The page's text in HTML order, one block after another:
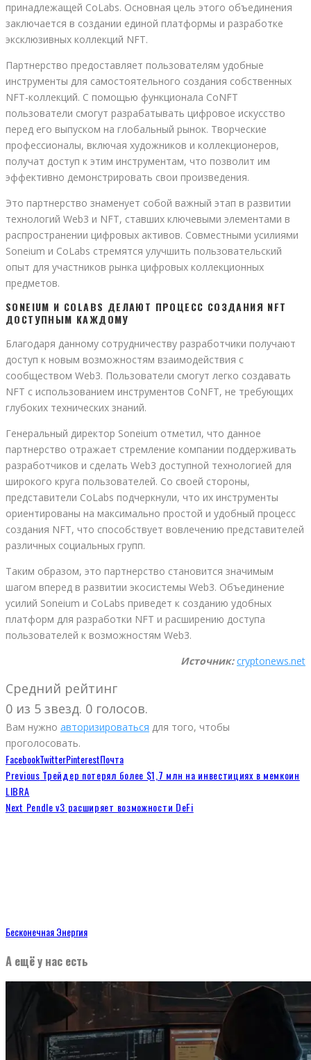
принадлежащей CoLabs. Основная цель этого объединения
заключается в создании единой платформы и разработке
эксклюзивных коллекций NFT.
Партнерство предоставляет пользователям удобные
инструменты для самостоятельного создания собственных
NFT-коллекций. С помощью функционала CoNFT
пользователи смогут разрабатывать цифровое искусство
перед его выпуском на глобальный рынок. Творческие
профессионалы, включая художников и коллекционеров,
получат доступ к этим инструментам, что позволит им
эффективно демонстрировать свои произведения.
Это партнерство знаменует собой важный этап в развитии
технологий Web3 и NFT, ставших ключевыми элементами в
распространении цифровых активов. Совместными усилиями
Soneium и CoLabs стремятся улучшить пользовательский
опыт для участников рынка цифровых коллекционных
предметов.
SONEIUM И COLABS ДЕЛАЮТ ПРОЦЕСС СОЗДАНИЯ NFT
ДОСТУПНЫМ КАЖДОМУ
Благодаря данному сотрудничеству разработчики получают
доступ к новым возможностям взаимодействия с
сообществом Web3. Пользователи смогут легко создавать
NFT с использованием инструментов CoNFT, не требующих
глубоких технических знаний.
Генеральный директор Soneium отметил, что данное
партнерство отражает стремление компании поддерживать
разработчиков и сделать Web3 доступной технологией для
широкого круга пользователей. Со своей стороны,
представители CoLabs подчеркнули, что их инструменты
ориентированы на максимально простой и удобный процесс
создания NFT, что способствует вовлечению представителей
различных социальных групп.
Таким образом, это партнерство становится значимым
шагом вперед в развитии экосистемы Web3. Объединение
усилий Soneium и CoLabs приведет к созданию удобных
платформ для разработки NFT и расширению доступа
пользователей к возможностям Web3.
Источник: cryptonews.net
Средний рейтинг
0 из 5 звезд. 0 голосов.
Вам нужно авторизироваться для того, чтобы
проголосовать.
FacebookTwitterPinterestПочта
Previous Трейдер потерял более $1,7 млн на инвестициях в мемкоин
LIBRA
Next Pendle v3 расширяет возможности DeFi
Бесконечная Энергия
А ещё у нас есть